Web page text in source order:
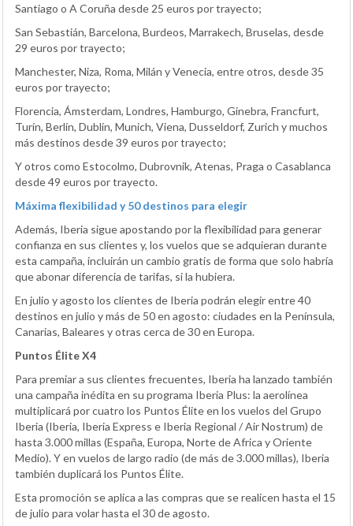
Santiago o A Coruña desde 25 euros por trayecto;
San Sebastián, Barcelona, Burdeos, Marrakech, Bruselas, desde
29 euros por trayecto;
Manchester, Niza, Roma, Milán y Venecia, entre otros, desde 35
euros por trayecto;
Florencia, Ámsterdam, Londres, Hamburgo, Ginebra, Francfurt,
Turín, Berlín, Dublín, Munich, Viena, Dusseldorf, Zurich y muchos
más destinos desde 39 euros por trayecto;
Y otros como Estocolmo, Dubrovnik, Atenas, Praga o Casablanca
desde 49 euros por trayecto.
Máxima flexibilidad y 50 destinos para elegir
Además, Iberia sigue apostando por la flexibilidad para generar
confianza en sus clientes y, los vuelos que se adquieran durante
esta campaña, incluirán un cambio gratis de forma que solo habría
que abonar diferencia de tarifas, si la hubiera.
En julio y agosto los clientes de Iberia podrán elegir entre 40
destinos en julio y más de 50 en agosto: ciudades en la Península,
Canarias, Baleares y otras cerca de 30 en Europa.
Puntos Élite X4
Para premiar a sus clientes frecuentes, Iberia ha lanzado también
una campaña inédita en su programa Iberia Plus: la aerolínea
multiplicará por cuatro los Puntos Élite en los vuelos del Grupo
Iberia (Iberia, Iberia Express e Iberia Regional / Air Nostrum) de
hasta 3.000 millas (España, Europa, Norte de Africa y Oriente
Medio). Y en vuelos de largo radio (de más de 3.000 millas), Iberia
también duplicará los Puntos Élite.
Esta promoción se aplica a las compras que se realicen hasta el 15
de julio para volar hasta el 30 de agosto.